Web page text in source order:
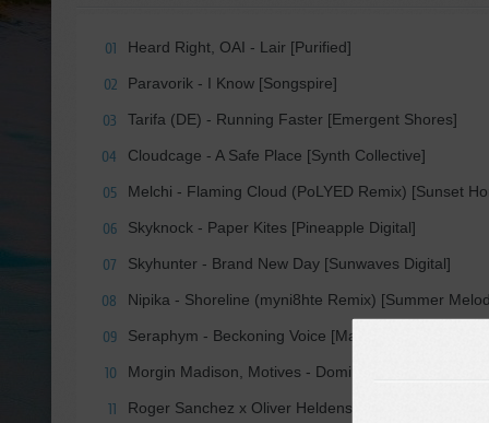
01 Heard Right, OAI - Lair [Purified]
02 Paravorik - I Know [Songspire]
03 Tarifa (DE) - Running Faster [Emergent Shores]
04 Cloudcage - A Safe Place [Synth Collective]
05 Melchi - Flaming Cloud (PoLYED Remix) [Sunset
06 Skyknock - Paper Kites [Pineapple Digital]
07 Skyhunter - Brand New Day [Sunwaves Digital]
08 Nipika - Shoreline (myni8hte Remix) [Summer
09 Seraphym - Beckoning Voice [Mashbuk Progressive]
10 Morgin Madison, Motives - Dominion [Colorize
11 Roger Sanchez x Oliver Heldens - Another Chance